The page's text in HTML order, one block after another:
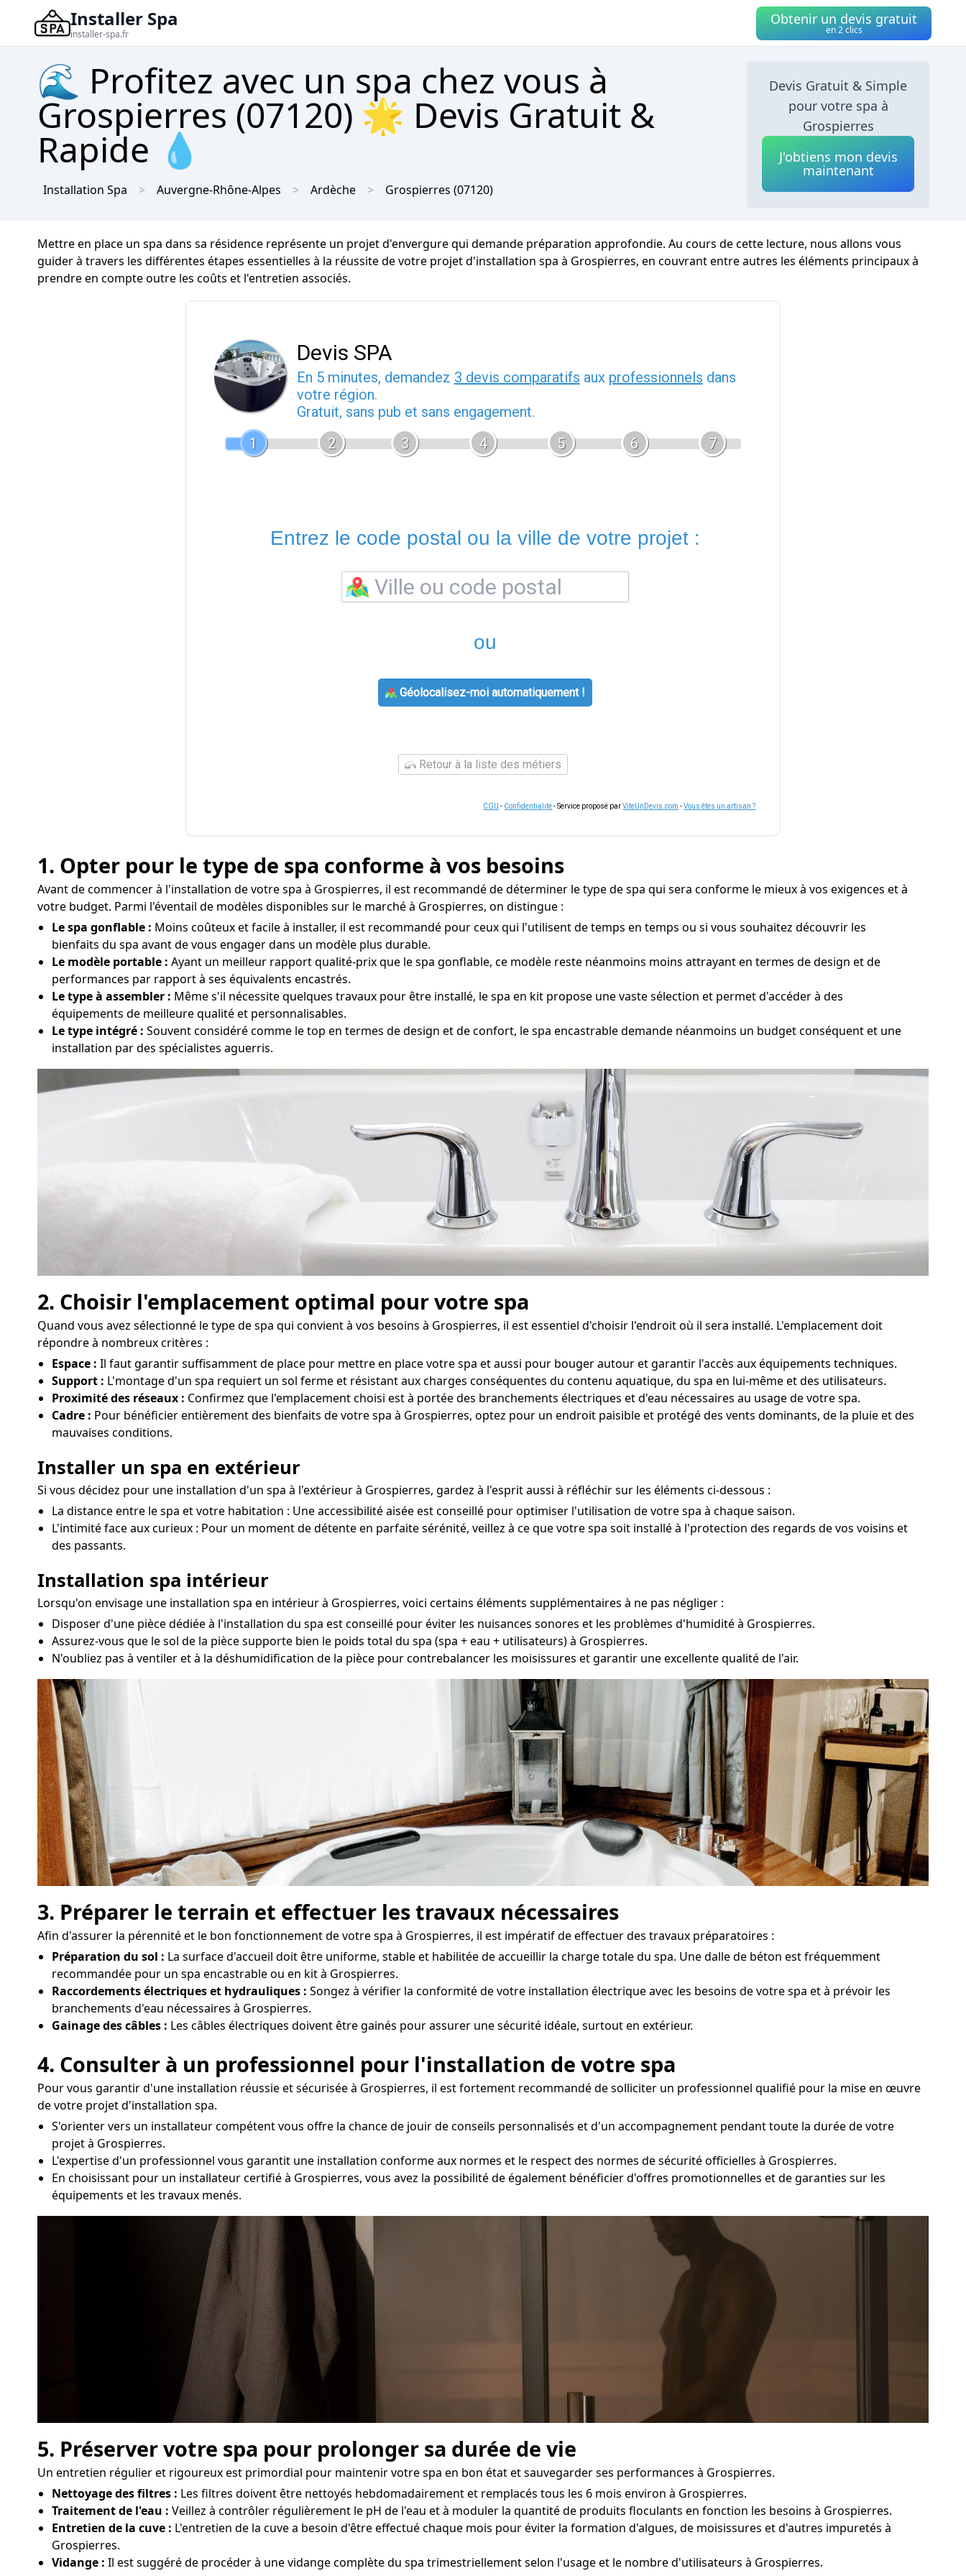
Installer Spa
installer-spa.fr
Obtenir un devis gratuit
en 2 clics
🌊 Profitez avec un spa chez vous à
Grospierres (07120) 🌟 Devis Gratuit &
Rapide 💧
Installation Spa Auvergne-Rhône-Alpes Ardèche Grospierres (07120)
Devis Gratuit & Simple
pour votre spa à
Grospierres
J'obtiens mon devis
maintenant
Mettre en place un spa dans sa résidence représente un projet d'envergure qui demande préparation approfondie. Au cours de cette lecture, nous allons vous
guider à travers les différentes étapes essentielles à la réussite de votre projet d'installation spa à Grospierres, en couvrant entre autres les éléments principaux à
prendre en compte outre les coûts et l'entretien associés.
Devis SPA
En 5 minutes, demandez 3 devis comparatifs aux professionnels dans
votre région.
Gratuit, sans pub et sans engagement.
1
2 3 4 5 6 7
Entrez le code postal ou la ville de votre projet :
ou
Géolocalisez-moi automatiquement !
Retour à la liste des métiers
CGU - Confidentialité- Service proposé parViteUnDevis.com -Vous êtes un artisan ?
1. Opter pour le type de spa conforme à vos besoins
Avant de commencer à l'installation de votre spa à Grospierres, il est recommandé de déterminer le type de spa qui sera conforme le mieux à vos exigences et à
votre budget. Parmi l'éventail de modèles disponibles sur le marché à Grospierres, on distingue :
Le spa gonflable : Moins coûteux et facile à installer, il est recommandé pour ceux qui l'utilisent de temps en temps ou si vous souhaitez découvrir les
bienfaits du spa avant de vous engager dans un modèle plus durable.
Le modèle portable : Ayant un meilleur rapport qualité-prix que le spa gonflable, ce modèle reste néanmoins moins attrayant en termes de design et de
performances par rapport à ses équivalents encastrés.
Le type à assembler : Même s'il nécessite quelques travaux pour être installé, le spa en kit propose une vaste sélection et permet d'accéder à des
équipements de meilleure qualité et personnalisables.
Le type intégré : Souvent considéré comme le top en termes de design et de confort, le spa encastrable demande néanmoins un budget conséquent et une
installation par des spécialistes aguerris.
2. Choisir l'emplacement optimal pour votre spa
Quand vous avez sélectionné le type de spa qui convient à vos besoins à Grospierres, il est essentiel d'choisir l'endroit où il sera installé. L'emplacement doit
répondre à nombreux critères :
Espace : Il faut garantir suffisamment de place pour mettre en place votre spa et aussi pour bouger autour et garantir l'accès aux équipements techniques.
Support : L'montage d'un spa requiert un sol ferme et résistant aux charges conséquentes du contenu aquatique, du spa en lui-même et des utilisateurs.
Proximité des réseaux : Confirmez que l'emplacement choisi est à portée des branchements électriques et d'eau nécessaires au usage de votre spa.
Cadre : Pour bénéficier entièrement des bienfaits de votre spa à Grospierres, optez pour un endroit paisible et protégé des vents dominants, de la pluie et des
mauvaises conditions.
Installer un spa en extérieur
Si vous décidez pour une installation d'un spa à l'extérieur à Grospierres, gardez à l'esprit aussi à réfléchir sur les éléments ci-dessous :
La distance entre le spa et votre habitation : Une accessibilité aisée est conseillé pour optimiser l'utilisation de votre spa à chaque saison.
L'intimité face aux curieux : Pour un moment de détente en parfaite sérénité, veillez à ce que votre spa soit installé à l'protection des regards de vos voisins et
des passants.
Installation spa intérieur
Lorsqu'on envisage une installation spa en intérieur à Grospierres, voici certains éléments supplémentaires à ne pas négliger :
Disposer d'une pièce dédiée à l'installation du spa est conseillé pour éviter les nuisances sonores et les problèmes d'humidité à Grospierres.
Assurez-vous que le sol de la pièce supporte bien le poids total du spa (spa + eau + utilisateurs) à Grospierres.
N'oubliez pas à ventiler et à la déshumidification de la pièce pour contrebalancer les moisissures et garantir une excellente qualité de l'air.
3. Préparer le terrain et effectuer les travaux nécessaires
Afin d'assurer la pérennité et le bon fonctionnement de votre spa à Grospierres, il est impératif de effectuer des travaux préparatoires :
Préparation du sol : La surface d'accueil doit être uniforme, stable et habilitée de accueillir la charge totale du spa. Une dalle de béton est fréquemment
recommandée pour un spa encastrable ou en kit à Grospierres.
Raccordements électriques et hydrauliques : Songez à vérifier la conformité de votre installation électrique avec les besoins de votre spa et à prévoir les
branchements d'eau nécessaires à Grospierres.
Gainage des câbles : Les câbles électriques doivent être gainés pour assurer une sécurité idéale, surtout en extérieur.
4. Consulter à un professionnel pour l'installation de votre spa
Pour vous garantir d'une installation réussie et sécurisée à Grospierres, il est fortement recommandé de solliciter un professionnel qualifié pour la mise en œuvre
de votre projet d'installation spa.
S'orienter vers un installateur compétent vous offre la chance de jouir de conseils personnalisés et d'un accompagnement pendant toute la durée de votre
projet à Grospierres.
L'expertise d'un professionnel vous garantit une installation conforme aux normes et le respect des normes de sécurité officielles à Grospierres.
En choisissant pour un installateur certifié à Grospierres, vous avez la possibilité de également bénéficier d'offres promotionnelles et de garanties sur les
équipements et les travaux menés.
5. Préserver votre spa pour prolonger sa durée de vie
Un entretien régulier et rigoureux est primordial pour maintenir votre spa en bon état et sauvegarder ses performances à Grospierres.
Nettoyage des filtres : Les filtres doivent être nettoyés hebdomadairement et remplacés tous les 6 mois environ à Grospierres.
Traitement de l'eau : Veillez à contrôler régulièrement le pH de l'eau et à moduler la quantité de produits floculants en fonction les besoins à Grospierres.
Entretien de la cuve : L'entretien de la cuve a besoin d'être effectué chaque mois pour éviter la formation d'algues, de moisissures et d'autres impuretés à
Grospierres.
Vidange : Il est suggéré de procéder à une vidange complète du spa trimestriellement selon l'usage et le nombre d'utilisateurs à Grospierres.